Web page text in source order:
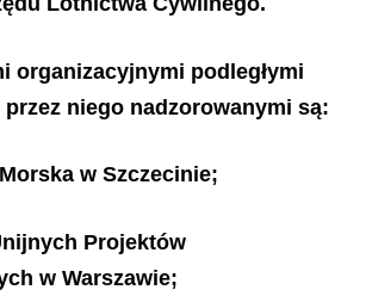
organizacyjnymi podległymi
niego nadzorowanymi są:
w Szczecinie;
Projektów
w Warszawie;